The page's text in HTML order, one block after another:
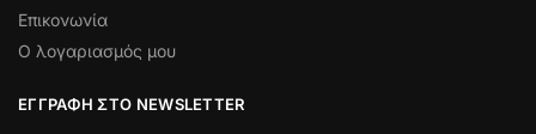
Επικονωνία
Ο λογαριασμός μου
ΕΓΓΡΑΦΉ ΣΤΟ NEWSLETTER